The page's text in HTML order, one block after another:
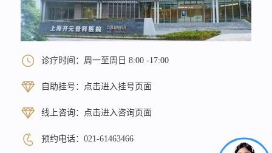
诊疗时间：周一至周日 8:00 -17:00
自助挂号： 点击进入挂号页面
线上咨询： 点击进入咨询页面
预约电话： 021-61463466